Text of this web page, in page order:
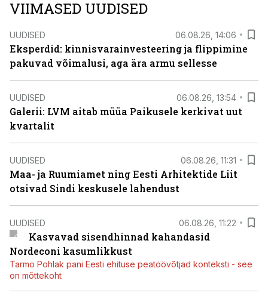
VIIMASED UUDISED
UUDISED 06.08.26, 14:06
Eksperdid: kinnisvarainvesteering ja flippimine
pakuvad võimalusi, aga ära armu sellesse
UUDISED 06.08.26, 13:54
Galerii: LVM aitab müüa Paikusele kerkivat uut
kvartalit
UUDISED 06.08.26, 11:31
Maa- ja Ruumiamet ning Eesti Arhitektide Liit
otsivad Sindi keskusele lahendust
UUDISED 06.08.26, 11:22
Kasvavad sisendhinnad kahandasid
Nordeconi kasumlikkust
Tarmo Pohlak pani Eesti ehituse peatöövõtjad konteksti - see
on mõttekoht